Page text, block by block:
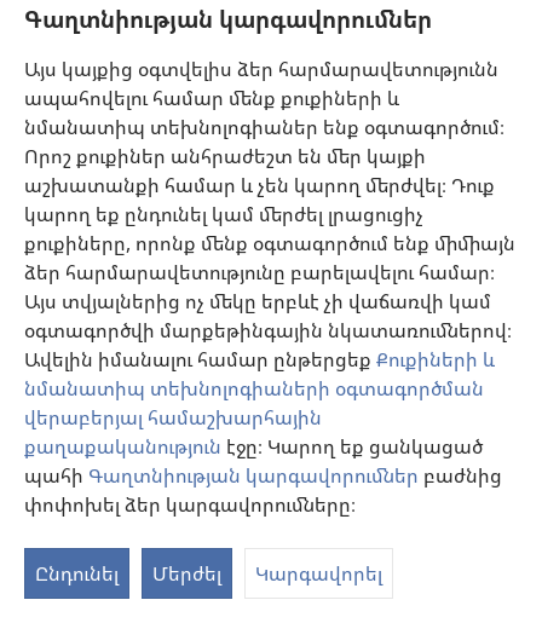
Գաղտնիության կարգավորումներ
Այս կայքից օգտվելիս ձեր հարմարավետությունն
ապահովելու համար մենք քուքիների և
նմանատիպ տեխնոլոգիաներ ենք օգտագործում։
Որոշ քուքիներ անհրաժեշտ են մեր կայքի
աշխատանքի համար և չեն կարող մերժվել։ Դուք
կարող եք ընդունել կամ մերժել լրացուցիչ
քուքիները, որոնք մենք օգտագործում ենք միմիայն
ձեր հարմարավետությունը բարելավելու համար։
Այս տվյալներից ոչ մեկը երբևէ չի վաճառվի կամ
օգտագործվի մարքեթինգային նկատառումներով։
Ավելին իմանալու համար ընթերցեք Քուքիների և
նմանատիպ տեխնոլոգիաների օգտագործման
վերաբերյալ համաշխարհային
քաղաքականություն էջը։ Կարող եք ցանկացած
պահի Գաղտնիության կարգավորումներ բաժնից
փոփոխել ձեր կարգավորումները։
Ընդունել Մերժել Կարգավորել
Witnesses undergoing cardiac surgery.
նոր
Աղբյուր‎: J Thorac Cardiovasc Surg 2010;139(6):e122-3.
Ինդեքսավորված‎: PubMed 19931094
DOI‎: 10.1016/j.jtcvs.2009.09.024
https://www.ncbi.nlm.nih.gov/pubmed/19931094(բացվում
է
նոր
պատուհան)
Miniaturized versus conventional
cardiopulmonary bypass in high-risk patients
undergoing coronary artery bypass surgery.
է
Koivisto SP, Wistbacka JO, Rimpiläinen R, Nissinen J,
Loponen P, Teittinen K, Biancari F.
Աղբյուր‎: Perfusion 2010;25(2):65-70.
Ինդեքսավորված‎: PubMed 20179173
DOI‎: 10.1177/0267659110364443
https://www.ncbi.nlm.nih.gov/pubmed/20179173(բացվում
է
Transfusion-free anesthetic management for
open heart surgery in a neonate—a case
report.(բացվում